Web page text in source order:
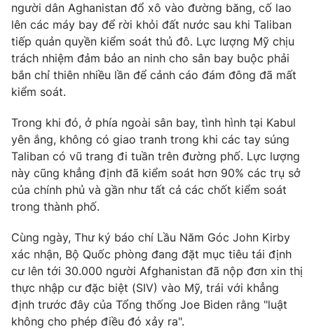
Hậu trường
Nhân vật
Khán giả
Giải sao mai
Điện ảnh
Âm nhạc
Sao
Đời sống
Du lịch
Làm đẹp
Giáo dục
Tuyển sinh
Học trực tuyến
Hitech Công nghệ tương lai
Sản phẩm
Thị trường
Giao lưu trực tuyến
Lịch phát sóng
Chuyên mục khác
Emagazine Podcast
Photo Infographic
người dân Aghanistan đổ xô vào đường băng, cố lao
lên các máy bay để rời khỏi đất nước sau khi Taliban
tiếp quản quyền kiểm soát thủ đô. Lực lượng Mỹ chịu
trách nhiệm đảm bảo an ninh cho sân bay buộc phải
bắn chỉ thiên nhiều lần để cảnh cáo đám đông đã mất
kiểm soát.
Trong khi đó, ở phía ngoài sân bay, tình hình tại Kabul
yên ắng, không có giao tranh trong khi các tay súng
Taliban có vũ trang đi tuần trên đường phố. Lực lượng
này cũng khẳng định đã kiểm soát hơn 90% các trụ sở
của chính phủ và gần như tất cả các chốt kiểm soát
trong thành phố.
Cùng ngày, Thư ký báo chí Lầu Năm Góc John Kirby
xác nhận, Bộ Quốc phòng đang đặt mục tiêu tái định
cư lên tới 30.000 người Afghanistan đã nộp đơn xin thị
thực nhập cư đặc biệt (SIV) vào Mỹ, trái với khẳng
định trước đây của Tổng thống Joe Biden rằng "luật
không cho phép điều đó xảy ra".